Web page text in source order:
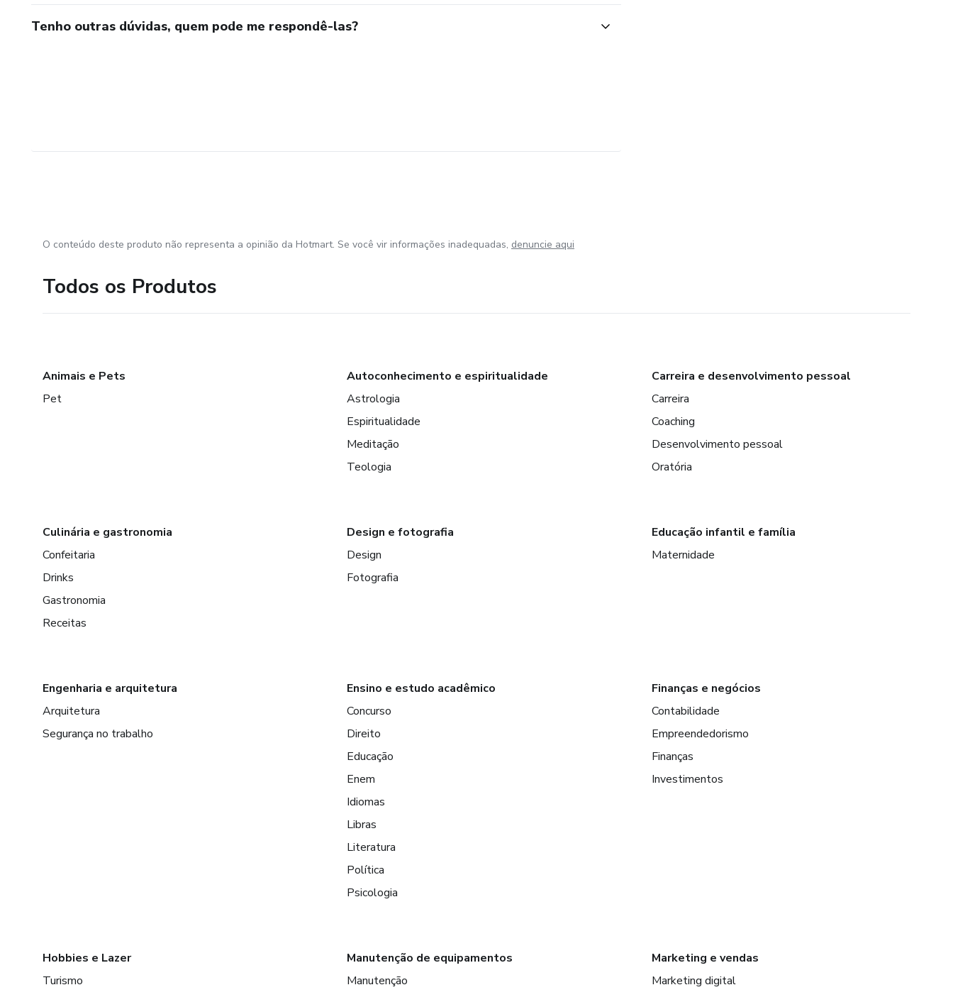
Tenho outras dúvidas, quem pode me respondê-las?
O conteúdo deste produto não representa a opinião da Hotmart. Se você vir informações inadequadas, denuncie aqui
Todos os Produtos
Animais e Pets
Pet
Autoconhecimento e espiritualidade
Astrologia
Espiritualidade
Meditação
Teologia
Carreira e desenvolvimento pessoal
Carreira
Coaching
Desenvolvimento pessoal
Oratória
Culinária e gastronomia
Confeitaria
Drinks
Gastronomia
Receitas
Design e fotografia
Design
Fotografia
Educação infantil e família
Maternidade
Engenharia e arquitetura
Arquitetura
Segurança no trabalho
Ensino e estudo acadêmico
Concurso
Direito
Educação
Enem
Idiomas
Libras
Literatura
Política
Psicologia
Finanças e negócios
Contabilidade
Empreendedorismo
Finanças
Investimentos
Hobbies e Lazer
Turismo
Manutenção de equipamentos
Manutenção
Marketing e vendas
Marketing digital